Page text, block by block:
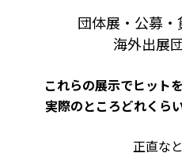
団体展・公募
海外出展
これらの展示でヒット
実際のところどれくら
正直な